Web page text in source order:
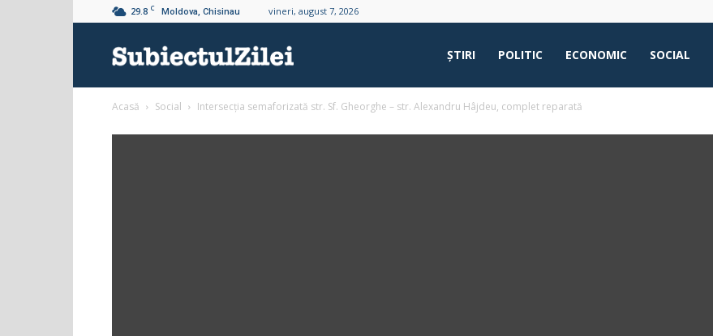
29.8 C Moldova, Chisinau vineri, august 7, 2026
ŞTIRI POLITIC ECONOMIC SOCIAL
Acasă Social Intersecția semaforizată str. Sf. Gheorghe – str. Alexandru Hâjdeu, complet reparată